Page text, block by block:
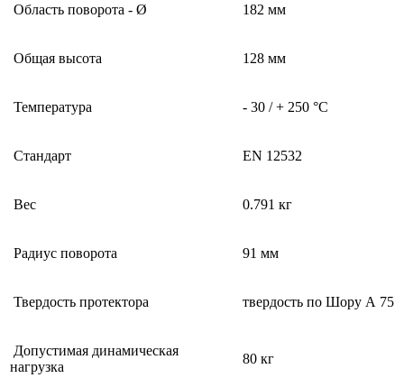
Область поворота - Ø 182 мм
Общая высота 128 мм
Температура - 30 / + 250 °C
Стандарт EN 12532
Вес 0.791 кг
Радиус поворота 91 мм
Твердость протектора твердость по Шору А 75
Допустимая динамическая
нагрузка
80 кг